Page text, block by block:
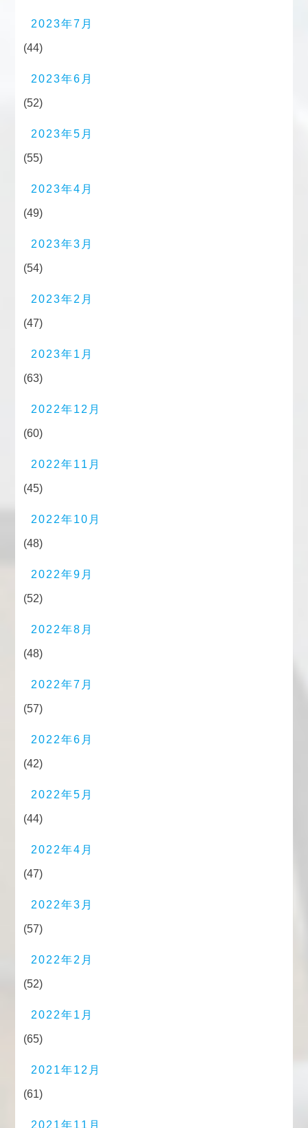
2023年7月
(44)
2023年6月
(52)
2023年5月
(55)
2023年4月
(49)
2023年3月
(54)
2023年2月
(47)
2023年1月
(63)
2022年12月
(60)
2022年11月
(45)
2022年10月
(48)
2022年9月
(52)
2022年8月
(48)
2022年7月
(57)
2022年6月
(42)
2022年5月
(44)
2022年4月
(47)
2022年3月
(57)
2022年2月
(52)
2022年1月
(65)
2021年12月
(61)
2021年11月